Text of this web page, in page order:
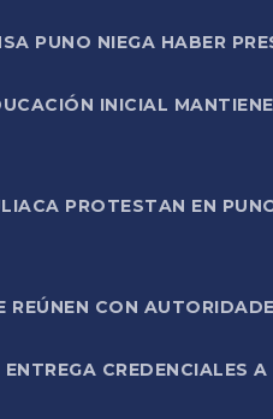
PUNO NIEGA HABER
INICIAL
PROTESTAN EN
REÚNEN CON
CREDENCIALES